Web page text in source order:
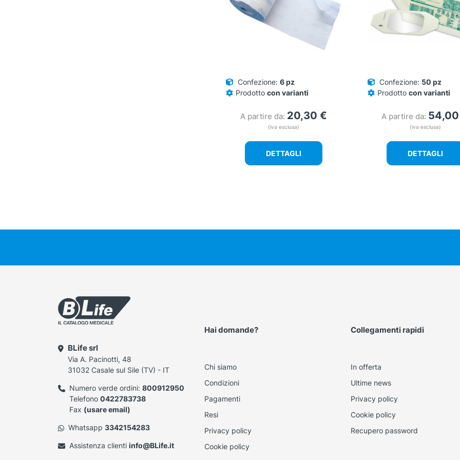
Confezione: 6 pz
Prodotto con varianti
A partire da: 20,30€
(iva esclusa)
DETTAGLI
Confezione: 50 pz
Prodotto con varianti
A partire da:
(iva esclusa)
DETTAGLI
BLife srl
Via A. Pacinotti, 48
31032 Casale sul Sile (TV) - IT
Numero verde ordini: 800912950
Telefono 0422783738
Fax (usare email)
Whatsapp 3342154283
Assistenza clienti info@BLife.it
Hai domande?
Chi siamo
Condizioni
Pagamenti
Resi
Privacy policy
Cookie policy
Collegamenti rapidi
In offerta
Ultime news
Privacy policy
Cookie policy
Recupero password